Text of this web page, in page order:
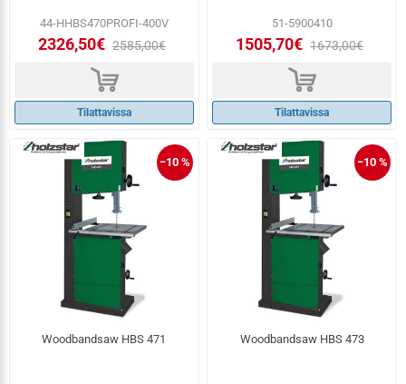
44-HHBS470PROFI-400V
2326,50€ 2585,00€
d
Tilattavissa
51-5900410
1505,70€ 1673,00€
d
Tilattavissa
−10 %
Woodbandsaw HBS 471
−10 %
Woodbandsaw HBS 473